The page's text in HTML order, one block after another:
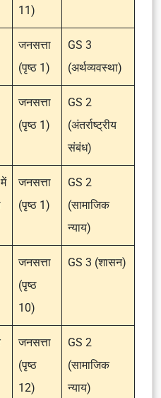
11)
जनसत्ता
(पृष्ठ 1)
GS 3
(अर्थव्यवस्था)
जनसत्ता
(पृष्ठ 1)
GS 2
(अंतर्राष्ट्रीय
संबंध)
जनसत्ता
(पृष्ठ 1)
GS 2
(सामाजिक
न्याय)
जनसत्ता
(पृष्ठ
10)
GS 3 (शासन)
जनसत्ता
(पृष्ठ
12)
GS 2
(सामाजिक
न्याय)